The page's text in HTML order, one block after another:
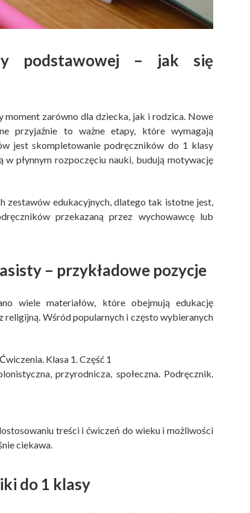
podstawowej – jak się
zarówno dla dziecka, jak i rodzica. Nowe
przyjaźnie to ważne etapy, które wymagają
jest skompletowanie podręczników do 1 klasy
płynnym rozpoczęciu nauki, budują motywację
zestawów edukacyjnych, dlatego tak istotne jest,
przekazaną przez wychowawcę lub
– przykładowe pozycje
wiele materiałów, które obejmują edukację
religijną. Wśród popularnych i często wybieranych
Klasa 1. Część 1
przyrodnicza, społeczna. Podręcznik.
treści i ćwiczeń do wieku i możliwości
ciekawa.
do 1 klasy